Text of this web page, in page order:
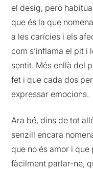
el desig, però
que és la que
a les carícies i els
com s’inflama el pit
sentit. Més enllà del
fet i que cada dos
expressar emocions.
Ara bé, dins de tot
senzill encara
que no és amor i
fàcilment parlar-ne,